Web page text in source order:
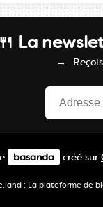
La
basanda créé sur
: La plateforme de